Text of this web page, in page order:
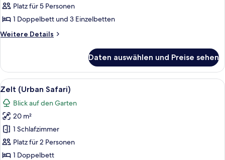
Platz für 5 Personen
1 Doppelbett und 3 Einzelbetten
Weitere Details
Weitere
Daten auswählen und Preise sehen
Alle
Fotos
für
Zelt
(Urban
Safari)
anzeigen
Ein Schlafzimmer mit einem großen
5
Zelt (Urban Safari)
Blick auf den Garten
20 m²
1 Schlafzimmer
Platz für 2 Personen
1 Doppelbett